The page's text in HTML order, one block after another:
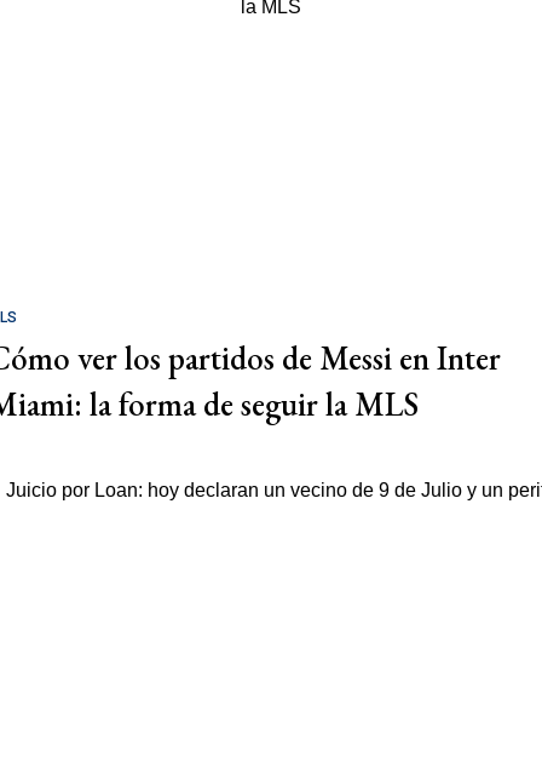
ver los partidos de Messi en Inter
la forma de seguir la MLS